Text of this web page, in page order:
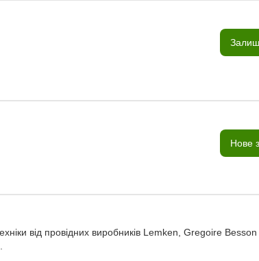
Нове
від провідних виробників Lemken, Gregoire Besson